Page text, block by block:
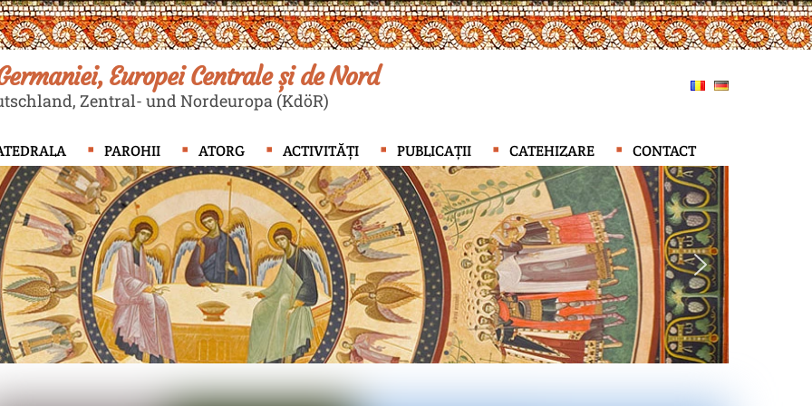
Europei Centrale și de Nord
Zentral- und Nordeuropa (KdöR)
PAROHII ATORG ACTIVITĂȚI PUBLICAȚII CATEHIZARE CONTACT